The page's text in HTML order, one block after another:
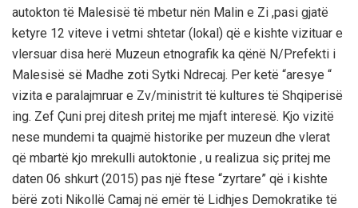
autokton të Malesisë të mbetur nën Malin e Zi ,pasi gjatë
ketyre 12 viteve i vetmi shtetar (lokal) që e kishte vizituar e
vlersuar disa herë Muzeun etnografik ka qënë N/Prefekti i
Malesisë së Madhe zoti Sytki Ndrecaj. Per ketë “aresye “
vizita e paralajmruar e Zv/ministrit të kultures të Shqiperisë
ing. Zef Çuni prej ditesh pritej me mjaft interesë. Kjo vizitë
nese mundemi ta quajmë historike per muzeun dhe vlerat
që mbartë kjo mrekulli autoktonie , u realizua siç pritej me
daten 06 shkurt (2015) pas një ftese “zyrtare” që i kishte
bërë zoti Nikollë Camaj në emër të Lidhjes Demokratike të